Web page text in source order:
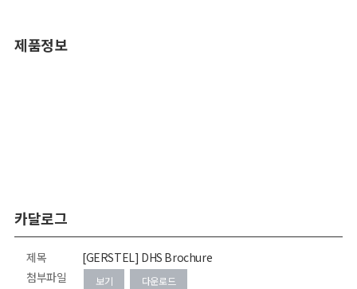
제품정보
카달로그
제목
[GERSTEL] DHS Brochure
첨부파일
보기 다운로드